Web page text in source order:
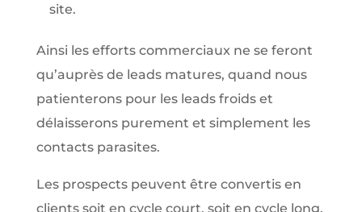
site.
Ainsi les efforts commerciaux ne se feront
qu’auprès de leads matures, quand nous
patienterons pour les leads froids et
délaisserons purement et simplement les
contacts parasites.
Les prospects peuvent être convertis en
clients soit en cycle court, soit en cycle long.